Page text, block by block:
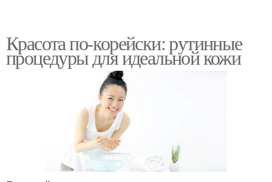
Красота по-корейски: рутинные
процедуры для идеальной кожи